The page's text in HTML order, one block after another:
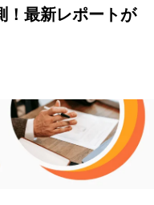
！最新レポートが